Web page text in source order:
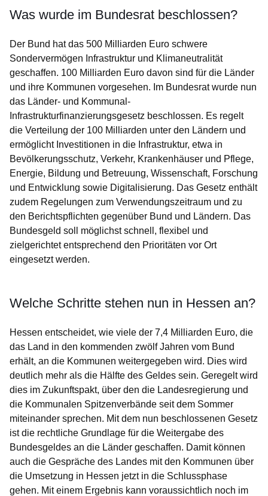
Was wurde im Bundesrat beschlossen?
Der Bund hat das 500 Milliarden Euro schwere
Sondervermögen Infrastruktur und Klimaneutralität
geschaffen. 100 Milliarden Euro davon sind für die Länder
und ihre Kommunen vorgesehen. Im Bundesrat wurde nun
das Länder- und Kommunal-
Infrastrukturfinanzierungsgesetz beschlossen. Es regelt
die Verteilung der 100 Milliarden unter den Ländern und
ermöglicht Investitionen in die Infrastruktur, etwa in
Bevölkerungsschutz, Verkehr, Krankenhäuser und Pflege,
Energie, Bildung und Betreuung, Wissenschaft, Forschung
und Entwicklung sowie Digitalisierung. Das Gesetz enthält
zudem Regelungen zum Verwendungszeitraum und zu
den Berichtspflichten gegenüber Bund und Ländern. Das
Bundesgeld soll möglichst schnell, flexibel und
zielgerichtet entsprechend den Prioritäten vor Ort
eingesetzt werden.
Welche Schritte stehen nun in Hessen an?
Hessen entscheidet, wie viele der 7,4 Milliarden Euro, die
das Land in den kommenden zwölf Jahren vom Bund
erhält, an die Kommunen weitergegeben wird. Dies wird
deutlich mehr als die Hälfte des Geldes sein. Geregelt wird
dies im Zukunftspakt, über den die Landesregierung und
die Kommunalen Spitzenverbände seit dem Sommer
miteinander sprechen. Mit dem nun beschlossenen Gesetz
ist die rechtliche Grundlage für die Weitergabe des
Bundesgeldes an die Länder geschaffen. Damit können
auch die Gespräche des Landes mit den Kommunen über
die Umsetzung in Hessen jetzt in die Schlussphase
gehen. Mit einem Ergebnis kann voraussichtlich noch im